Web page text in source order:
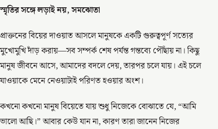
স্মৃতির সঙ্গে লড়াই নয়, সমঝোতা
প্রাক্তনের বিয়ের দাওয়াত আসলে মানুষকে একটি গুরুত্বপূর্ণ সত্যের
মুখোমুখি দাঁড় করায়—সব সম্পর্ক শেষ পর্যন্ত গন্তব্যে পৌঁছায় না। কিছু
মানুষ জীবনে আসে, আমাদের বদলে দেয়, তারপর চলে যায়। এই চলে
যাওয়াকে মেনে নেওয়াটাই পরিণত হওয়ার অংশ।
কখনো কখনো মানুষ বিয়েতে যায় শুধু নিজেকে বোঝাতে যে, “আমি
ভালো আছি।” আবার কেউ যান না, কারণ তারা জানেন নিজের